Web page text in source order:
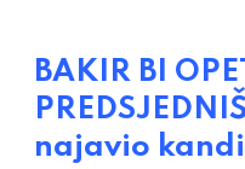
BAKIR BI
najavio